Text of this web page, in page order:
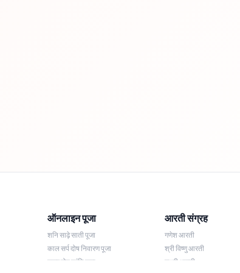
ऑनलाइन पूजा
शनि साढ़े साती पूजा
काल सर्प दोष निवारण पूजा
नज़र दोष शांति पूजा
आरती संग्रह
गणेश आरती
श्री विष्णु आरती
लक्ष्मी आरती